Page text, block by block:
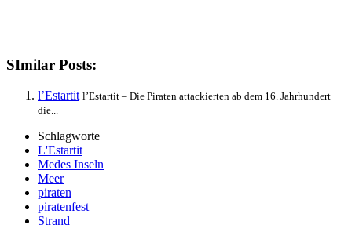
SImilar Posts:
l’Estartit l’Estartit – Die Piraten attackierten ab dem 16. Jahrhundert
die...
Schlagworte
L'Estartit
Medes Inseln
Meer
piraten
piratenfest
Strand